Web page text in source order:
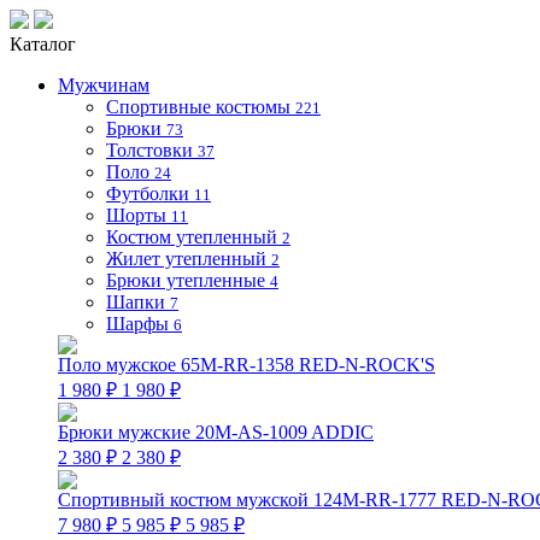
Каталог
Мужчинам
Спортивные костюмы 221
Брюки 73
Толстовки 37
Поло 24
Футболки 11
Шорты 11
Костюм утепленный 2
Жилет утепленный 2
Брюки утепленные 4
Шапки 7
Шарфы 6
Поло мужское 65M-RR-1358 RED-N-ROCK'S
1 980 ₽ 1 980 ₽
Брюки мужские 20M-AS-1009 ADDIC
2 380 ₽ 2 380 ₽
Спортивный костюм мужской 124M-RR-1777 RED-N-
7 980 ₽ 5 985 ₽ 5 985 ₽